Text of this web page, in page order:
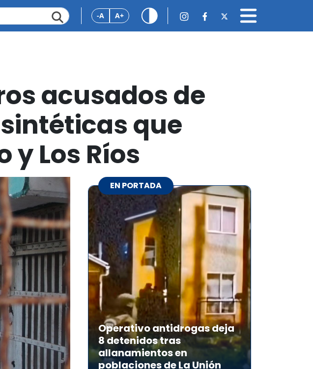
-A A+
acusados de
que
Los Ríos
EN PORTADA
Operativo antidrogas deja
8 detenidos tras
allanamientos en
poblaciones de La Unión